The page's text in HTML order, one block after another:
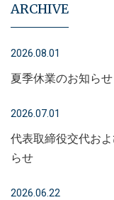
ARCHIVE
2026.08.01
夏季休業のお知らせ
2026.07.01
代表取締役交代お
らせ
2026.06.22